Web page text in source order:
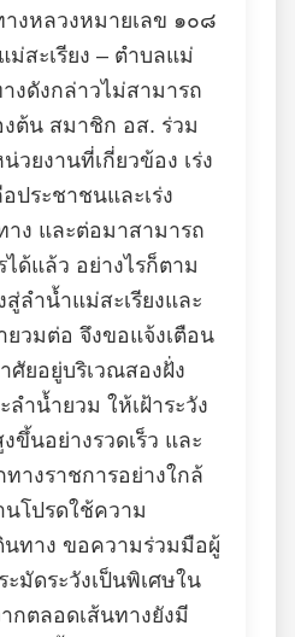
งหลวงหมายเลข ๑๐๘
ม่สะเรียง – ตำบลแม่
งดังกล่าวไม่สามารถ
ต้น สมาชิก อส. ร่วม
วยงานที่เกี่ยวข้อง เร่ง
ประชาชนและเร่ง
าง และต่อมาสามารถ
ด้แล้ว อย่างไรก็ตาม
ลำน้ำแม่สะเรียงและ
วมต่อ จึงขอแจ้งเตือน
ยอยู่บริเวณสองฝั่ง
ลำน้ำยวม ให้เฝ้าระวัง
ขึ้นอย่างรวดเร็ว และ
างราชการอย่างใกล้
โปรดใช้ความ
นทาง ขอความร่วมมือผู้
มัดระวังเป็นพิเศษใน
กตลอดเส้นทางยังมี